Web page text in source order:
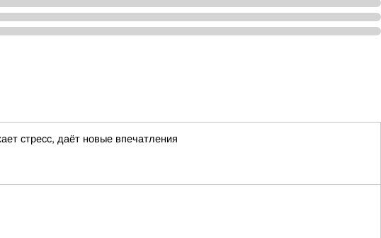
стресс, даёт новые впечатления